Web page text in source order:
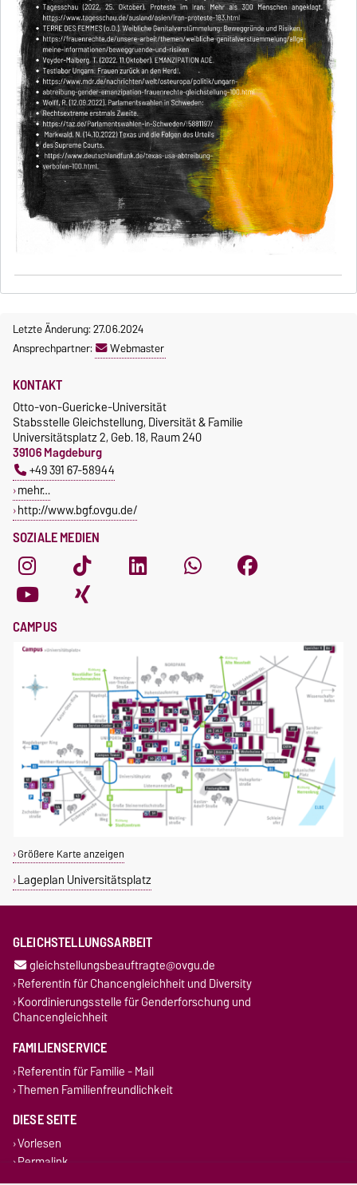
Letzte Änderung: 27.06.2024
Ansprechpartner:
Webmaster
SOZIALE MEDIEN
KONTAKT
Otto-von-Guericke-Universität
Stabsstelle Gleichstellung, Diversität & Familie
Universitätsplatz 2, Geb. 18, Raum 240
39106 Magdeburg
+49 391 67-58944
mehr…
http://www.bgf.ovgu.de/
CAMPUS
Größere Karte anzeigen
Lageplan Universitätsplatz
GLEICHSTELLUNGSARBEIT
gleichstellungsbeauftragte@ovgu.de
Referentin für Chancengleichheit und Diversity
Koordinierungsstelle für Genderforschung und
Chancengleichheit
FAMILIENSERVICE
Referentin für Familie - Mail
Themen Familienfreundlichkeit
DIESE SEITE
Vorlesen
Permalink